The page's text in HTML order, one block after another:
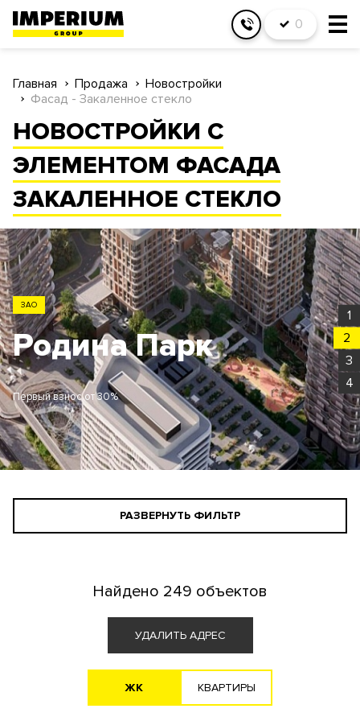
0
Главная Продажа
Новостройки
Фасад - Закаленное стекло
НОВОСТРОЙКИ С
ЭЛЕМЕНТОМ ФАСАДА
ЗАКАЛЕННОЕ СТЕКЛО
1
2
3
4
ЗАО
Родина Парк
Первый взнос от 30%
РАЗВЕРНУТЬ ФИЛЬТР
Новостройка
Найдено 249 объектов
УДАЛИТЬ АДРЕС
ЖK KВАРТИРЫ